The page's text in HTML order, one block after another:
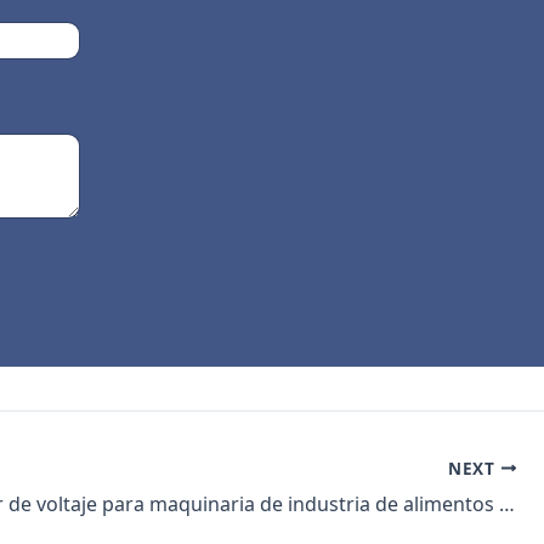
NEXT
Regulador de voltaje para maquinaria de industria de alimentos | Ortea